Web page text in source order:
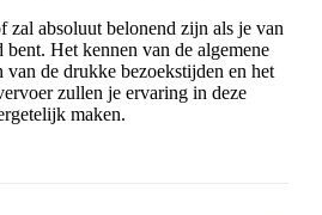
zal absoluut belonend zijn als je van
Het kennen van de algemene
de drukke bezoekstijden en het
zullen je ervaring in deze
maken.